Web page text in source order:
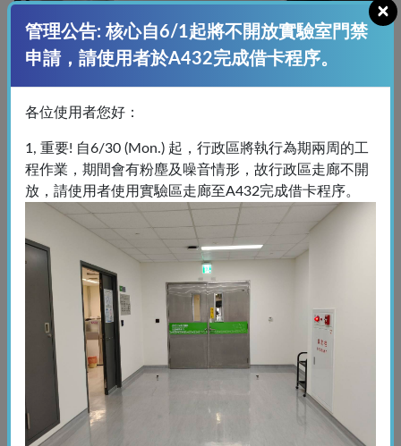
C6-微流體型循環腫瘤細胞篩選系統
Isoflux
輔助設備
預約上面儀器可搭配使用特定的輔助設備，輔助設備不開放
管理公告: 核心自6/1起將不開放實驗室門禁
申請，請使用者於A432完成借卡程序。
×
各位使用者您好：
1, 重要! 自6/30 (Mon.) 起，行政區將執行為期兩周的工
程作業，期間會有粉塵及噪音情形，故行政區走廊不開
放，請使用者使用實驗區走廊至A432完成借卡程序。